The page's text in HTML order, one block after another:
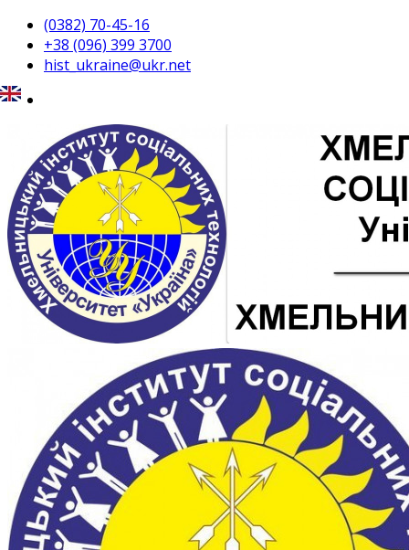
(0382) 70-45-16
+38 (096) 399 3700
hist_ukraine@ukr.net